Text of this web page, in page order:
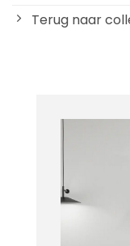
Terug naar